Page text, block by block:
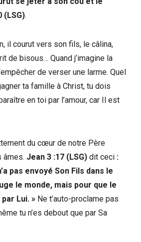
(LSG).
il courut vers son fils, le câlina,
de bisous… Quand j’imagine la
de verser une larme. Quel
ta famille à Christ, tu dois
en toi par l’amour, car Il est
du cœur de notre Père
âmes. Jean 3 :17 (LSG) dit ceci :
pas envoyé Son Fils dans le
le monde, mais pour que le
Lui. » Ne t’auto-proclame pas
tu n’es debout que par Sa